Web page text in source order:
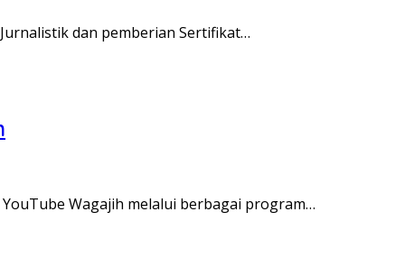
dan pemberian Sertifikat…
Wagajih melalui berbagai program…